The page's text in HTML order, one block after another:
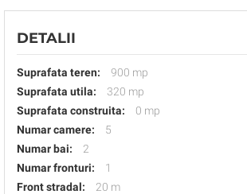
DETALII
Suprafata teren:
900 mp
Suprafata utila:
320 mp
Suprafata construita:
0 mp
Numar camere:
5
Numar bai:
2
Numar fronturi:
1
Front stradal:
20 m